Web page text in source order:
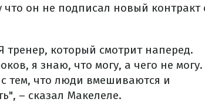
что он не подписал новый контракт
тренер, который смотрит наперед.
я знаю, что могу, а чего не могу.
тем, что люди вмешиваются и
– сказал Макелеле.